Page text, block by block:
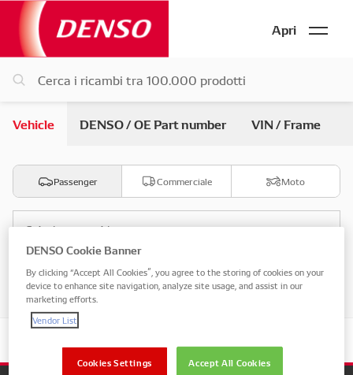
Apri
Vehicle DENSO / OE Part number VIN / Frame
Passenger Commerciale Moto
Seleziona marchio
Seleziona modello
DENSO Cookie Banner
By clicking “Accept All Cookies”, you agree to the storing of cookies on your
device to enhance site navigation, analyze site usage, and assist in our
marketing efforts.
Vendor List
Accept All Cookies
Cookies Settings